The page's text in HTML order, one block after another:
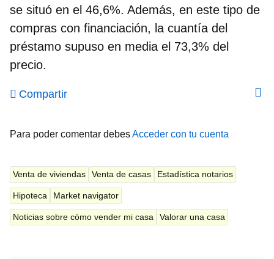
se situó en el 46,6%. Además, en este tipo de
compras con financiación, la cuantía del
préstamo supuso en media el 73,3% del
precio.
Compartir
Para poder comentar debesAcceder con tu cuenta
Venta de viviendas Venta de casas Estadística notarios
Hipoteca Market navigator
Noticias sobre cómo vender mi casa Valorar una casa